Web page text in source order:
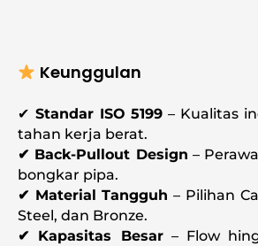
Keunggulan
✔ Standar ISO 5199 – Kualitas
tahan kerja berat.
✔ Back-Pullout Design –
bongkar pipa.
✔ Material Tangguh – Pilihan
Steel, dan Bronze.
✔ Kapasitas Besar– Flow